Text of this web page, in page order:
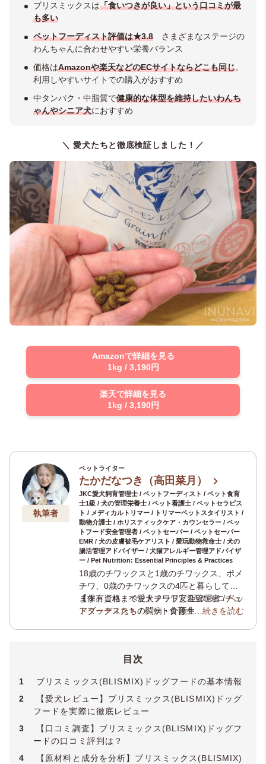
ブリスミックスは「食いつきが良い」という口コミが最
も多い
ペットフーディスト評価は★3.8 さまざまなステージの
わんちゃんに合わせやすい栄養バランス
価格はAmazonや楽天などのECサイトならどこも同じ。
利用しやすいサイトでの購入がおすすめ
中タンパク・中脂質で健康的な体型を維持したいわんち
ゃんやシニア犬におすすめ
＼ 愛犬たちと徹底検証しました！／
Amazonで詳細を見る
1kg / 3,190円
楽天で詳細を見る
1kg / 3,190円
執筆者
ペットライター
たかだなつき（高田菜月）
JKC愛犬飼育管理士 / ペットフーディスト / ペット食育
士1級 / 犬の管理栄養士 / ペット看護士 / ペットセラピス
ト / メディカルトリマー / トリマーペットスタイリスト /
動物介護士 / ホリスティックケア・カウンセラー / ペッ
トフード安全管理者 / ペットセーバー / ペットセーバー
EMR / 犬の皮膚被毛ケアリスト / 愛玩動物救命士 / 犬の
腸活管理アドバイザー / 犬猫アレルギー管理アドバイザ
ー / Pet Nutrition: Essential Principles & Practices
18歳のチワックスと1歳のチワックス、ポメ
チワ、0歳のチワックスの4匹と暮らしてい
ます。これまで愛犬チワワと2匹のミニチュ
アダックスたちの闘病・介護生活の経験か
や老犬と暮らす飼い主様のためのオ
し、専門知識と実体験をもとにケアや食
事、介護支援を行っています。実店舗にお
ける老犬のトータルケアサロン開業に向け
準備中。
【保有資格：ペットフード安全管理者 /ペッ
トフーディスト/ ペット食育士1級 /犬の管
ア・カウンセラー
皮膚被毛ケアリスト / 愛玩動物救命士 / 犬の
腸活管理アドバイザー / 犬猫アレルギー管理
アドバイザー / Pet Nutrition: Essential
Principles & Practices /
YMAA薬機法・医療
法適法広告取扱個人認証規格
…続きを読む
目次
1
ブリスミックス(BLISMIX)ドッグフードの基本情報
2
【愛犬レビュー】ブリスミックス(BLISMIX)ドッグ
フードを実際に徹底レビュー
3
【口コミ調査】ブリスミックス(BLISMIX)ドッグフ
ードの口コミ評判は？
4
【原材料と成分を分析】ブリスミックス(BLISMIX)